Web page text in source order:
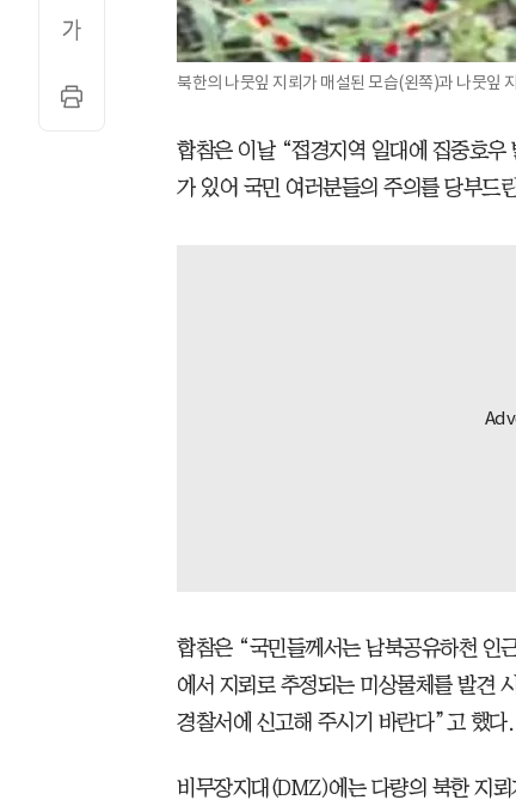
북한의 나뭇잎 지뢰가 매설된 모습(왼쪽)과 나뭇잎
합참은 이날 “접경지역 일대에 집중호
가 있어 국민 여러분들의 주의를 당부드
합참은 “국민들께서는 남북공유하천 인
에서 지뢰로 추정되는 미상물체를 발견
경찰서에 신고해 주시기 바란다”고 했다.
비무장지대(DMZ)에는 다량의 북한 지